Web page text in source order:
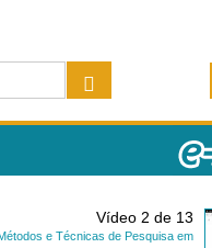
Vídeo 2 de 13
e Técnicas de Pesquisa em